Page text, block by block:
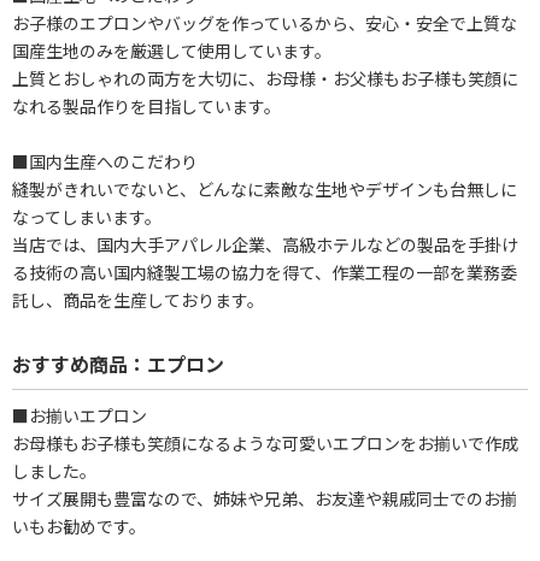
お子様のエプロンやバッグを作っているから、安心・安全で上質な
国産生地のみを厳選して使用しています。
上質とおしゃれの両方を大切に、お母様・お父様もお子様も笑顔に
なれる製品作りを目指しています。
■国内生産へのこだわり
縫製がきれいでないと、どんなに素敵な生地やデザインも台無しに
なってしまいます。
当店では、国内大手アパレル企業、高級ホテルなどの製品を手掛け
る技術の高い国内縫製工場の協力を得て、作業工程の一部を業務委
託し、商品を生産しております。
おすすめ商品：エプロン
■お揃いエプロン
お母様もお子様も笑顔になるような可愛いエプロンをお揃いで作成
しました。
サイズ展開も豊富なので、姉妹や兄弟、お友達や親戚同士でのお揃
いもお勧めです。